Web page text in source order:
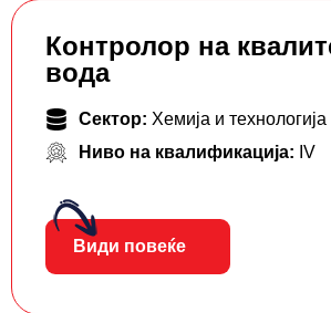
Контролор на
вода
Сектор: Хемија и технологија
Ниво на квалификација: IV
Види повеќе